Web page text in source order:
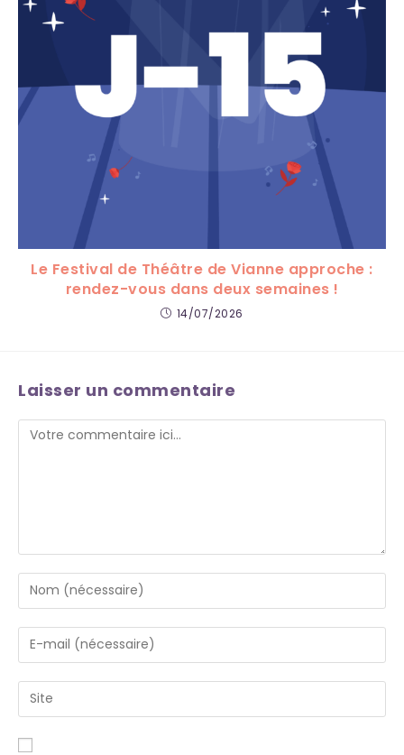
Le Festival de Théâtre de Vianne approche :
rendez-vous dans deux semaines !
14/07/2026
Laisser un commentaire